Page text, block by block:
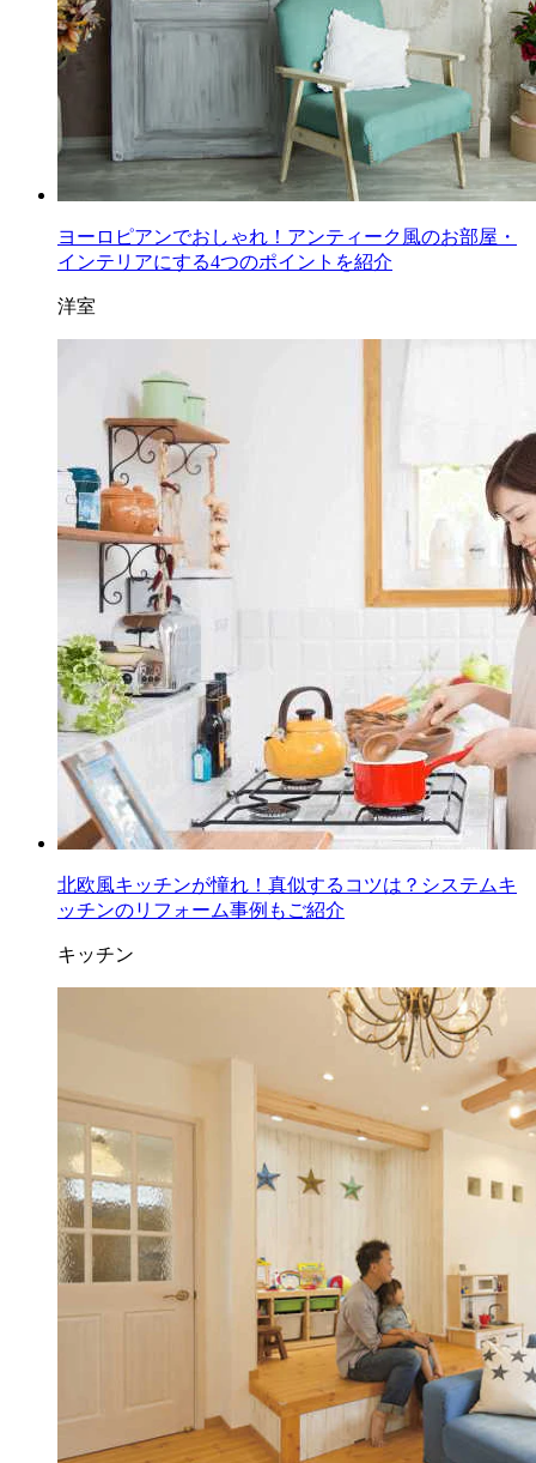
ヨーロピアンでおしゃれ！アンティーク風のお部屋・
インテリアにする4つのポイントを紹介
洋室
北欧風キッチンが憧れ！真似するコツは？システムキ
ッチンのリフォーム事例もご紹介
キッチン